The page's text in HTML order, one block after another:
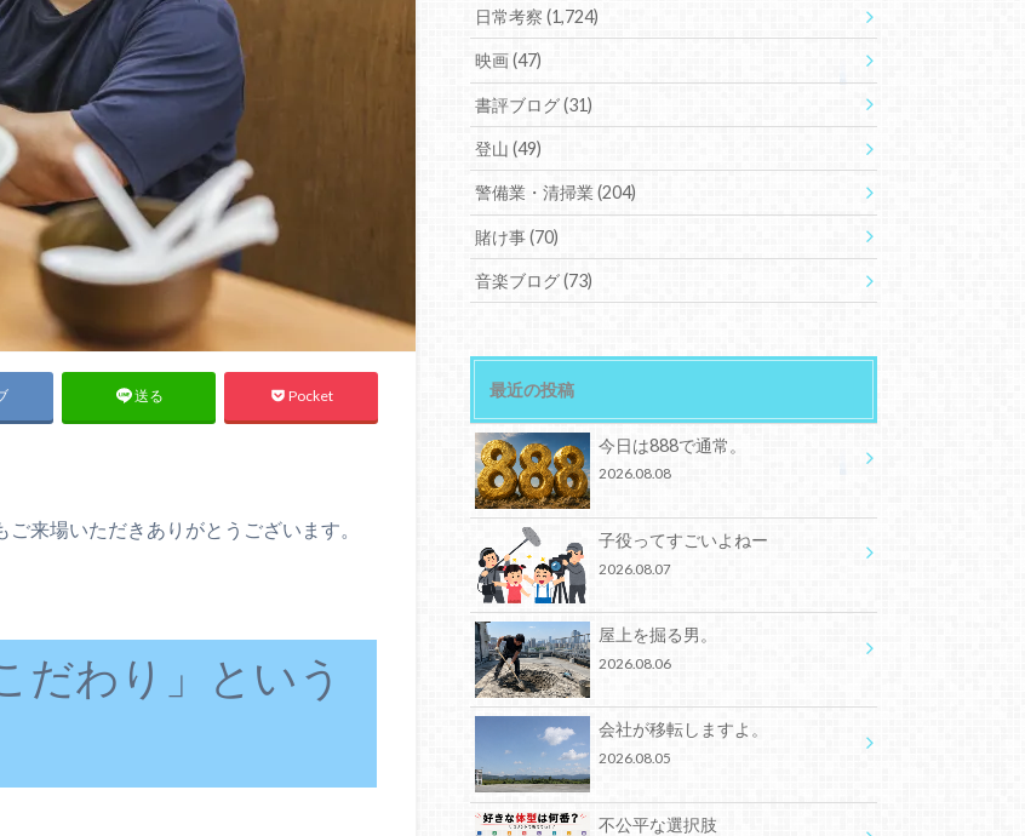
送る Pocket
来場いただきありがとうございます。
だわり」という
日常考察(1,724)
映画(47)
書評ブログ(31)
登山(49)
警備業・清掃業(204)
賭け事(70)
音楽ブログ(73)
最近の投稿
今日は888で通常。
2026.08.08
子役ってすごいよねー
2026.08.07
屋上を掘る男。
2026.08.06
会社が移転しますよ。
2026.08.05
不公平な選択肢